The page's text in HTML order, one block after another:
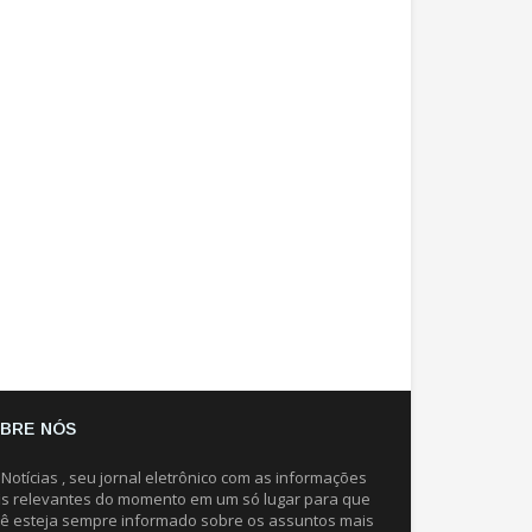
NÓS
Notícias , seu jornal eletrônico com as informações
relevantes do momento em um só lugar para que
esteja sempre informado sobre os assuntos mais